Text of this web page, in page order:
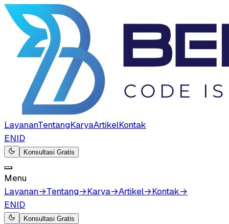
LayananTentangKaryaArtikelKontak
ENID
Konsultasi Gratis
Menu
Layanan→Tentang→Karya→Artikel→Kontak→
ENID
Konsultasi Gratis